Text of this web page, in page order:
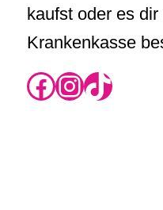
kaufst oder es
Krankenkasse
https://www.instagram.com/rikas.blog/ InstagramTikTok